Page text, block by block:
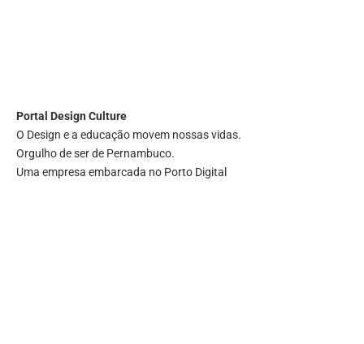
Portal Design Culture
O Design e a educação movem nossas vidas.
Orgulho de ser de Pernambuco.
Uma empresa embarcada no Porto Digital